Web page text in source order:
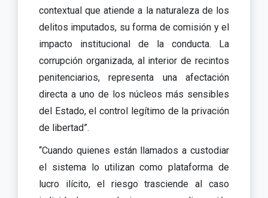
contextual que atiende a la naturaleza de los
delitos imputados, su forma de comisión y el
impacto institucional de la conducta. La
corrupción organizada, al interior de recintos
penitenciarios, representa una afectación
directa a uno de los núcleos más sensibles
del Estado, el control legítimo de la privación
de libertad”.
“Cuando quienes están llamados a custodiar
el sistema lo utilizan como plataforma de
lucro ilícito, el riesgo trasciende al caso